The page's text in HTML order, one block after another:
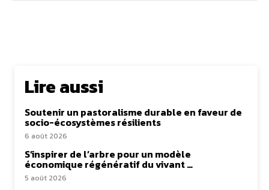
Lire aussi
Soutenir un pastoralisme durable en faveur de
socio-écosystèmes résilients
6 août 2026
S’inspirer de l’arbre pour un modèle
économique régénératif du vivant …
5 août 2026